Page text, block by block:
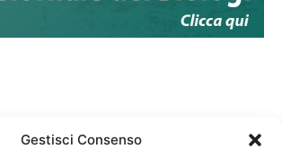
Gestisci Consenso